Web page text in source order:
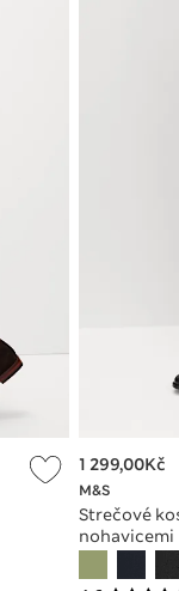
M&S
Strečové
nohavicemi
1 299,00Kč